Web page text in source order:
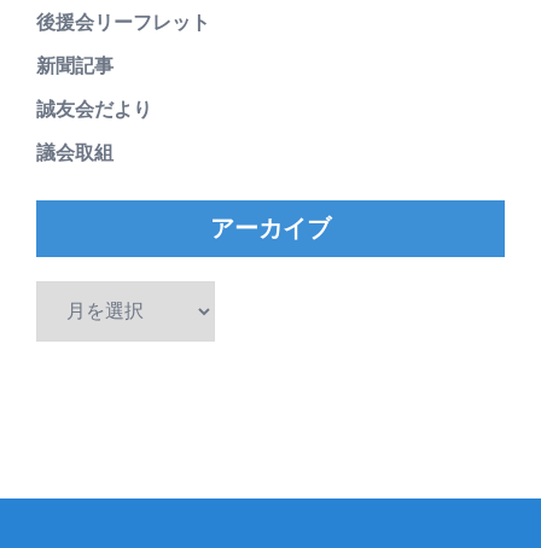
後援会リーフレット
新聞記事
誠友会だより
議会取組
アーカイブ